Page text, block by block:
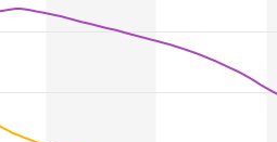
Folgen Sie uns
Kontakt